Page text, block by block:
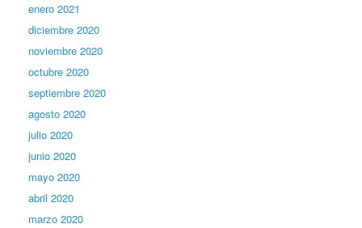
enero 2021
diciembre 2020
noviembre 2020
octubre 2020
septiembre 2020
agosto 2020
julio 2020
junio 2020
mayo 2020
abril 2020
marzo 2020